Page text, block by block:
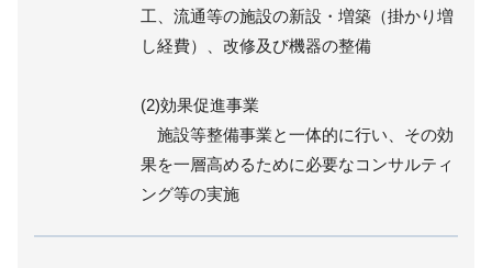
工、流通等の施設の新設・増築（掛かり増
し経費）、改修及び機器の整備
(2)効果促進事業
施設等整備事業と一体的に行い、その効
果を一層高めるために必要なコンサルティ
ング等の実施